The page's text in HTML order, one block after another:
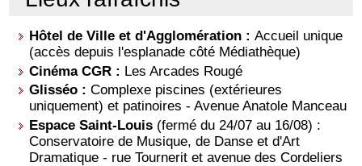
Hôtel de Ville et d'Agglomération :Accueil unique
(accès depuis l'esplanade côté Médiathèque)
Cinéma CGR : Les Arcades Rougé
Glisséo :Complexe piscines (extérieures
uniquement) et patinoires - Avenue Anatole Manceau
Espace Saint-Louis (fermé du 24/07 au 16/08) :
Conservatoire de Musique, de Danse et d'Art
Dramatique - rue Tournerit et avenue des Cordeliers